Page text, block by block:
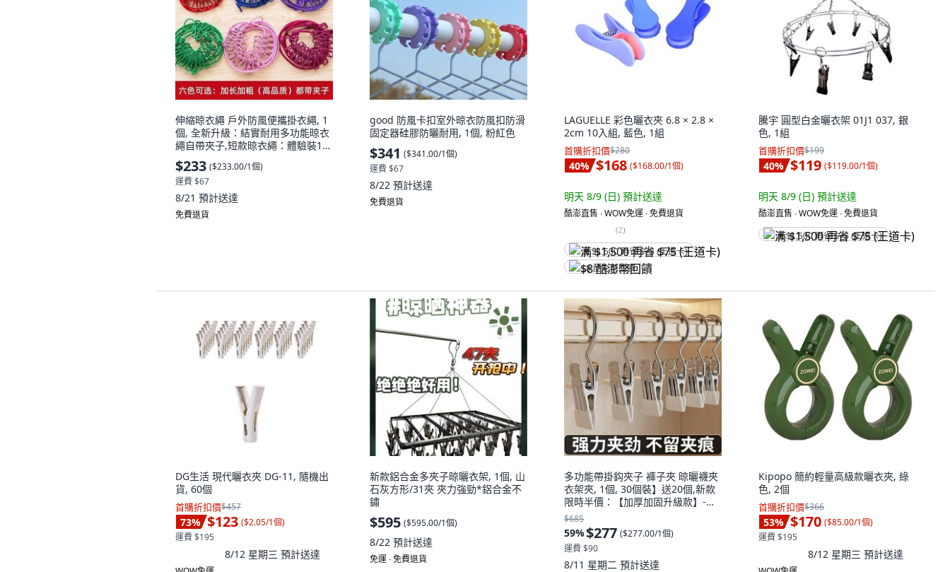
伸縮晾衣繩 戶外防風便攜掛衣繩, 1
個, 全新升級：結實耐用多功能晾衣
繩自帶夾子,短款晾衣繩：體驗裝1根
偏細, N/A
$233 ($233.00/1個)
運費 $67
8/21 預計送達
免費退貨
good 防風卡扣室外晾衣防風扣防滑
固定器硅膠防曬耐用, 1個, 粉紅色
$341 ($341.00/1個)
運費 $67
8/22 預計送達
免費退貨
LAGUELLE 彩色曬衣夾 6.8 × 2.8 ×
2cm 10入組, 藍色, 1組
首購折扣價$280
40% $168 ($168.00/1個)
明天 8/9 (日) 預計送達
酷澎直售 ∙ WOW免運 ∙ 免費退貨
(2)
满 $1,500 再省 $75 (王道卡)
$8 酷澎幣回饋
騰宇 圓型白金曬衣架 01J1 037, 銀
色, 1組
首購折扣價$199
40% $119 ($119.00/1個)
明天 8/9 (日) 預計送達
酷澎直售 ∙ WOW免運 ∙ 免費退貨
满 $1,500 再省 $75 (王道卡)
DG生活 現代曬衣夾 DG-11, 隨機出
貨, 60個
首購折扣價$457
73% $123 ($2.05/1個)
運費 $195
8/12 星期三 預計送達
新款鋁合金多夾子晾曬衣架, 1個, 山
石灰方形/31夾 夾力強勁*鋁合金不
鏽
$595 ($595.00/1個)
8/22 預計送達
免運 ∙ 免費退貨
多功能帶掛鈎夾子 褲子夾 晾曬襪夾
衣架夾, 1個, 30個裝】送20個,新款
限時半價：【加厚加固升級款】-藍
色, 藍色
$685
59%$277 ($277.00/1個)
運費 $90
8/11 星期二 預計送達
Kipopo 簡約輕量高級款曬衣夾, 綠
色, 2個
首購折扣價$366
53% $170 ($85.00/1個)
運費 $195
8/12 星期三 預計送達